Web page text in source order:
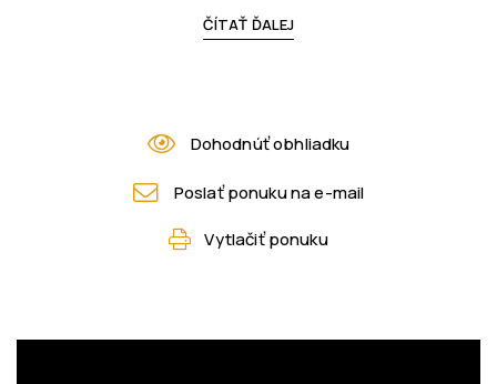
ČÍTAŤ ĎALEJ
Dohodnúť obhliadku
Poslať ponuku na e-mail
Vytlačiť ponuku